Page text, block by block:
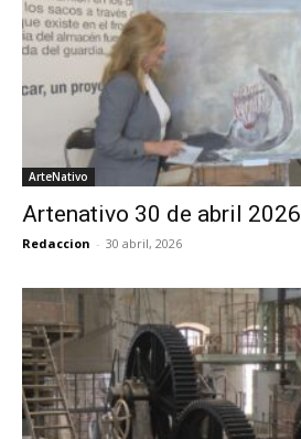
ArteNativo
Artenativo 30 de abril 2026
Redaccion - 30 abril, 2026